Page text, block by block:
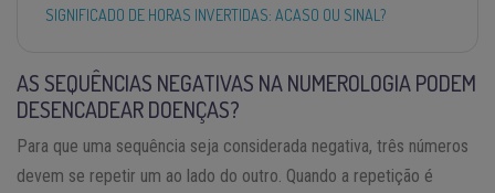
SIGNIFICADO DE HORAS INVERTIDAS: ACASO OU SINAL?
AS SEQUÊNCIAS NEGATIVAS NA NUMEROLOGIA PODEM
DESENCADEAR DOENÇAS?
Para que uma sequência seja considerada negativa, três números
devem se repetir um ao lado do outro. Quando a repetição é